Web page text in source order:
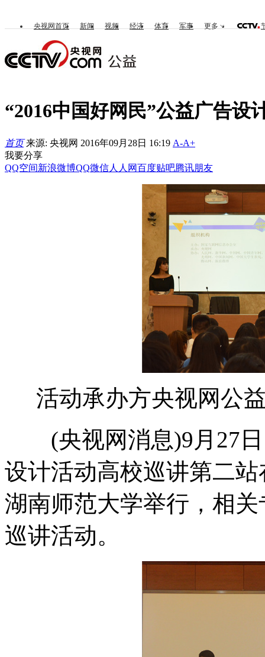
央视网首页 新闻 视频 经济 体育 军事 更多
“2016中国好网民”公益广告设
首页 来源: 央视网 2016年09月28日 16:19 A-A+
我要分享
QQ空间新浪微博QQ微信人人网百度贴吧腾讯朋友
活动承办方央视网公
(央视网消息)9月27日
设计活动高校巡讲第二
湖南师范大学举行，相
巡讲活动。